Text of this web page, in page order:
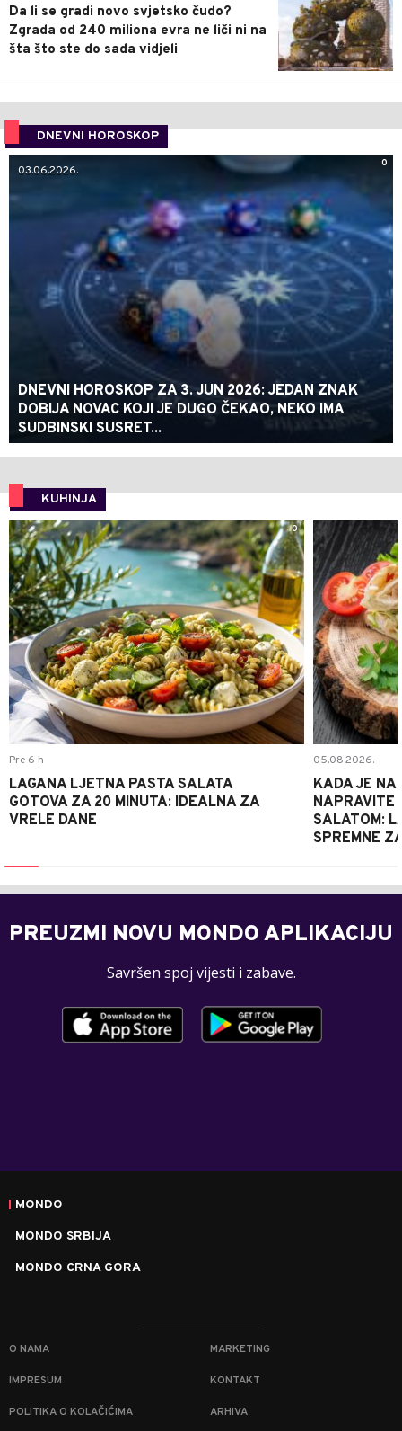
Da li se gradi novo svjetsko čudo?
Zgrada od 240 miliona evra ne liči ni na
šta što ste do sada vidjeli
DNEVNI HOROSKOP
0
03.06.2026.
DNEVNI HOROSKOP ZA 3. JUN 2026: JEDAN ZNAK
DOBIJA NOVAC KOJI JE DUGO ČEKAO, NEKO IMA
SUDBINSKI SUSRET...
KUHINJA
0
Pre 6 h
LAGANA LJETNA PASTA SALATA
GOTOVA ZA 20 MINUTA: IDEALNA ZA
VRELE DANE
05.08.2026.
KADA JE
NAPRAVITE
SALATOM:
SPREMNE
PREUZMI NOVU MONDO APLIKACIJU
Savršen spoj vijesti i zabave.
MONDO
MONDO SRBIJA
MONDO CRNA GORA
O NAMA MARKETING
IMPRESUM KONTAKT
POLITIKA O KOLAČIĆIMA ARHIVA